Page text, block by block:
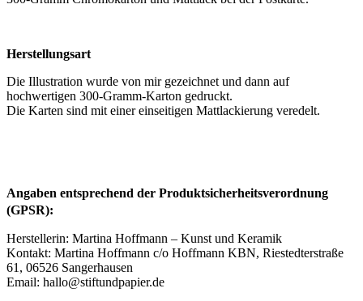
Herstellungsart
Die Illustration wurde von mir gezeichnet und dann auf
hochwertigen 300-Gramm-Karton gedruckt.
Die Karten sind mit einer einseitigen Mattlackierung veredelt.
Angaben entsprechend der Produktsicherheitsverordnung
(GPSR):
Herstellerin: Martina Hoffmann – Kunst und Keramik
Kontakt: Martina Hoffmann c/o Hoffmann KBN, Riestedterstraße
61, 06526 Sangerhausen
Email: hallo@stiftundpapier.de